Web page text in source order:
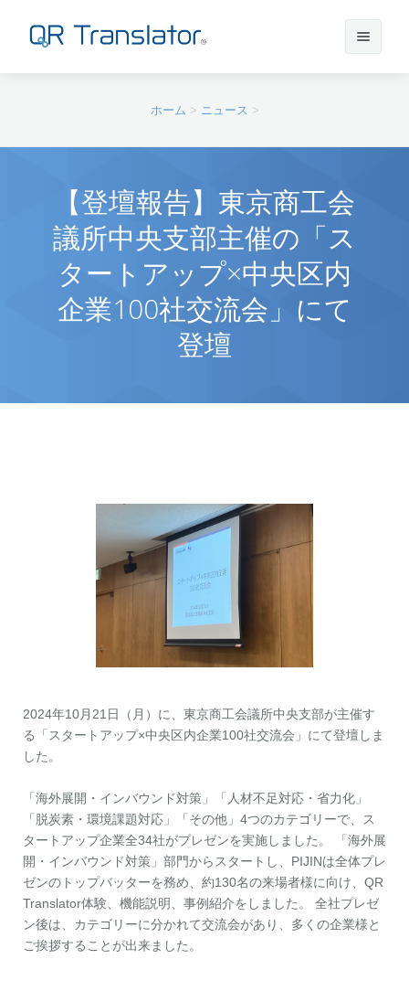
QR Translatorについて
English
ホーム > ニュース >
【登壇報告】東京商工会
議所中央支部主催の「ス
タートアップ×中央区内
企業100社交流会」にて
登壇
2024年10月21日（月）に、東京商工会議所中央支部が主催す
る「スタートアップ×中央区内企業100社交流会」にて登壇しま
した。
「海外展開・インバウンド対策」「人材不足対応・省力化」
「脱炭素・環境課題対応」「その他」4つのカテゴリーで、ス
タートアップ企業全34社がプレゼンを実施しました。 「海外展
開・インバウンド対策」部門からスタートし、PIJINは全体プレ
ゼンのトップバッターを務め、約130名の来場者様に向け、QR
Translator体験、機能説明、事例紹介をしました。 全社プレゼ
ン後は、カテゴリーに分かれて交流会があり、多くの企業様と
ご挨拶することが出来ました。